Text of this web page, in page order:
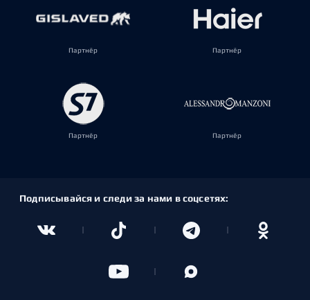
Партнёр Партнёр
Партнёр Партнёр
Подписывайся и следи за нами в соцсетях: